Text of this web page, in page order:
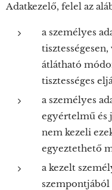
Adatkezelő, felel az
a személyes
átlátható
tisztességes
a személyes
egyértelmű és
nem kezeli
egyeztethető
a kezelt
szempontjából